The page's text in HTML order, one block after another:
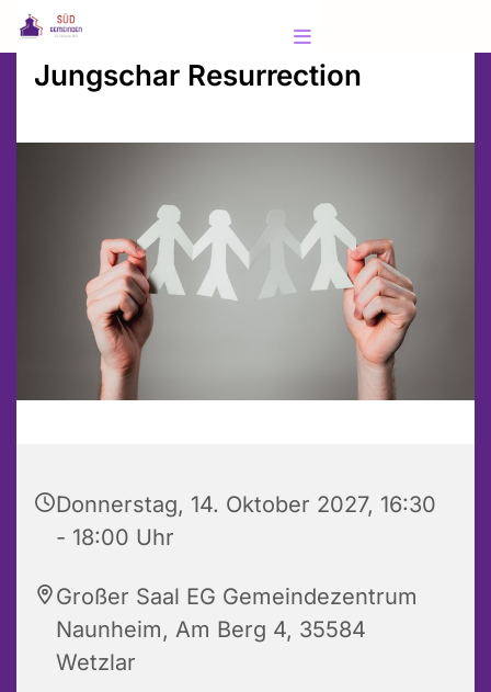
Jungschar Resurrection
Donnerstag, 14. Oktober 2027, 16:30
- 18:00 Uhr
Großer Saal EG Gemeindezentrum
Naunheim, Am Berg 4, 35584
Wetzlar